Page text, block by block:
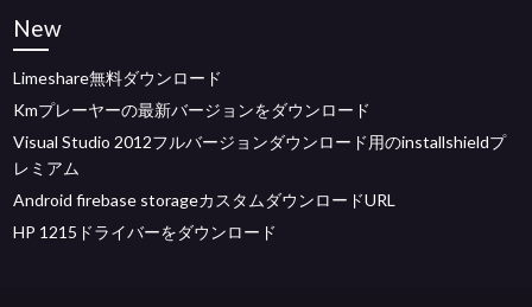
New
Limeshare無料ダウンロード
Kmプレーヤーの最新バージョンをダウンロード
Visual Studio 2012フルバージョンダウンロード用のinstallshieldプ
レミアム
Android firebase storageカスタムダウンロードURL
HP 1215ドライバーをダウンロード